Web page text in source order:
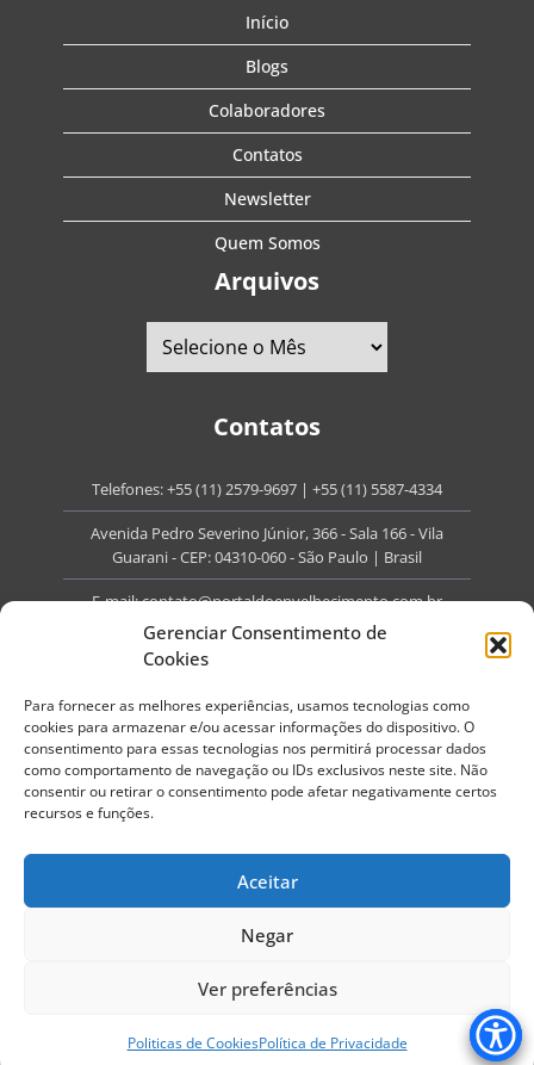
Gerenciar Consentimento de
Cookies
Para fornecer as melhores experiências, usamos tecnologias como
cookies para armazenar e/ou acessar informações do dispositivo. O
consentimento para essas tecnologias nos permitirá processar dados
como comportamento de navegação ou IDs exclusivos neste site. Não
consentir ou retirar o consentimento pode afetar negativamente certos
recursos e funções.
Aceitar
Negar
Ver preferências
Politicas de CookiesPolítica de Privacidade
Início
Blogs
Colaboradores
Contatos
Newsletter
Quem Somos
Arquivos
Contatos
Telefones:+55 (11) 2579-9697 | +55 (11) 5587-4334
Avenida Pedro Severino Júnior, 366 - Sala 166 - Vila
Guarani - CEP: 04310-060 - São Paulo | Brasil
E-mail:contato@portaldoenvelhecimento.com.br
Website:portaldoenvelhecimento.com.br
Todos os direitos reservados.